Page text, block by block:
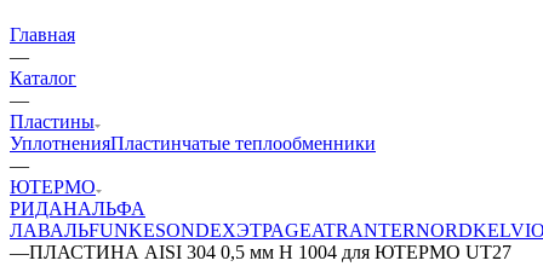
Главная
—
Каталог
—
Пластины
УплотненияПластинчатые теплообменники
—
ЮТЕРМО
РИДАНАЛЬФА
ЛАВАЛЬFUNKESONDEXЭТРАGEATRANTERNORD
—ПЛАСТИНА AISI 304 0,5 мм H 1004 для ЮТЕРМО UT27